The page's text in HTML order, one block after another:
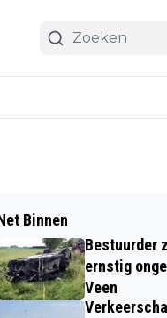
Binnen
Bestuurder
ernstig
Veen